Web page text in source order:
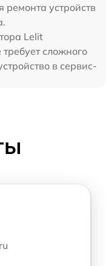
устройств
Lelit
сложного
в сервис-